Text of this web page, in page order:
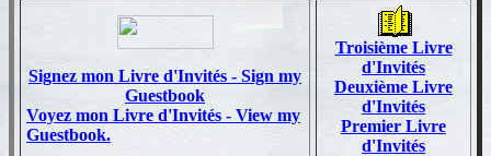
Signez mon Livre d'Invités - Sign my
Guestbook
Voyez mon Livre d'Invités - View my
Guestbook.
Troisième Livre
d'Invités
Deuxième Livre
d'Invités
Premier Livre
d'Invités